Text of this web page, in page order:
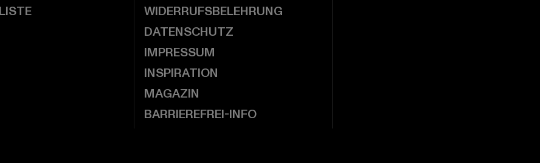
WIDERRUFSBELEHRUNG
DATENSCHUTZ
IMPRESSUM
INSPIRATION
MAGAZIN
BARRIEREFREI-INFO